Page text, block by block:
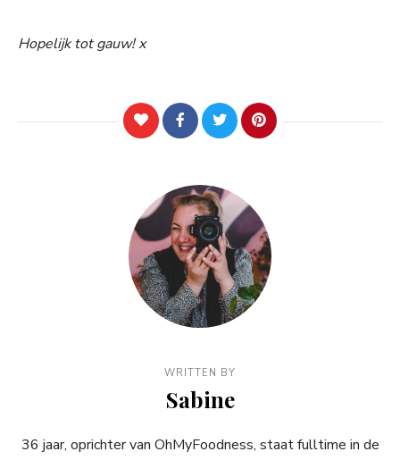
Hopelijk tot gauw! x
WRITTEN BY
Sabine
36 jaar, oprichter van OhMyFoodness, staat fulltime in de